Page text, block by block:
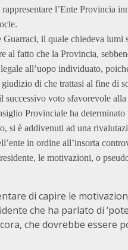
l’Ente Provincia
il quale chiedeva lumi
al fatto che la Provincia,
all’uopo individuato,
di che trattasi al fine di
voto sfavorevole
Provinciale ha determinato
si è addivenuti ad una
in ordine all’insorta
le motivazioni, o
di capire le
che ha parlato di
che dovrebbe essere